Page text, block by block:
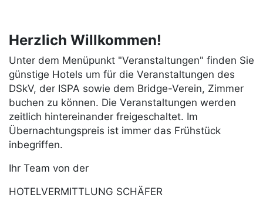
Herzlich Willkommen!
Unter dem Menüpunkt "Veranstaltungen" finden Sie
günstige Hotels um für die Veranstaltungen des
DSkV, der ISPA sowie dem Bridge-Verein, Zimmer
buchen zu können. Die Veranstaltungen werden
zeitlich hintereinander freigeschaltet. Im
Übernachtungspreis ist immer das Frühstück
inbegriffen.
Ihr Team von der
HOTELVERMITTLUNG SCHÄFER